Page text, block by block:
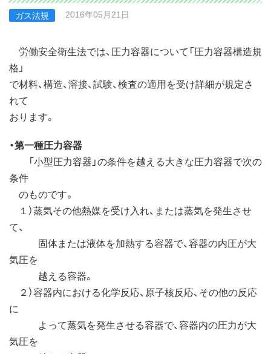
ガス法規 2016年05月21日
労働安全衛生法では、圧力容器について「圧力容器構造規
格」
で材料、構造、溶接、試験、検査の適用を受け詳細が規定さ
れて
おります。
・第一種圧力容器
「小型圧力容器」の条件を越える大きな圧力容器で次の
条件
のものです。
１）蒸気その他熱媒を受け入れ、または蒸気を発生させ
て、
固体または液体を加熱する容器で、容器の内圧が大
気圧を
越える容器。
２）容器内における化学反応、原子核反応、その他の反応
に
よって蒸気を発生させる容器で、容器内の圧力が大
気圧を